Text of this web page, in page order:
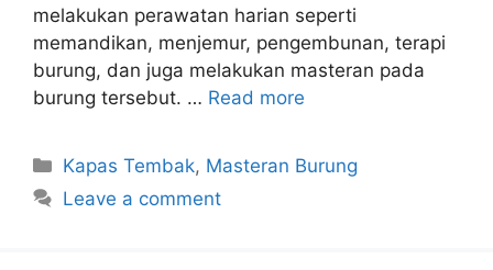
melakukan perawatan harian seperti
memandikan, menjemur, pengembunan, terapi
burung, dan juga melakukan masteran pada
burung tersebut. … Read more
Categories
Kapas Tembak, Masteran Burung
Leave a comment